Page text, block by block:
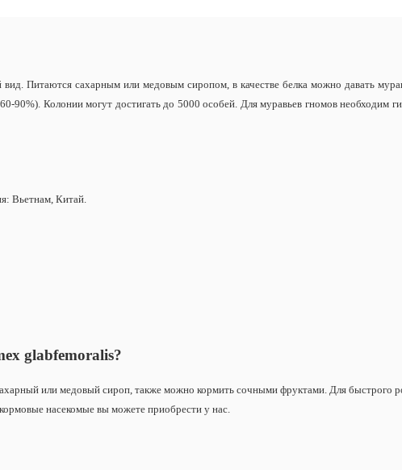
Питаются сахарным или медовым сиропом, в качестве белка можно давать
90%). Колонии могут достигать до 5000 особей. Для муравьев гномов необходим
Вьетнам, Китай.
glabfemoralis?
или медовый сироп, также можно кормить сочными фруктами. Для быстрого
насекомые вы можете приобрести у нас.